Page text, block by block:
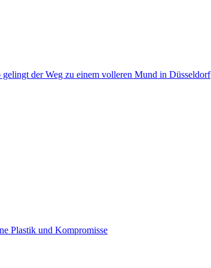
der Weg zu einem volleren Mund in Düsseldorf
Plastik und Kompromisse